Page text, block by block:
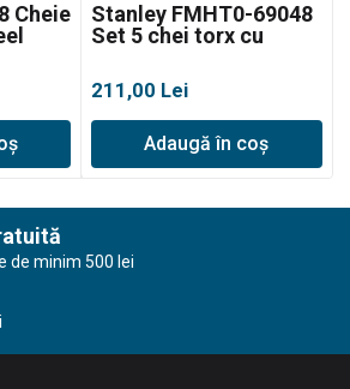
Cheie
Stanley FMHT0-69048
Set 5 chei torx cu
30
211,00 Lei
Adaugă în coș
de minim 500 lei